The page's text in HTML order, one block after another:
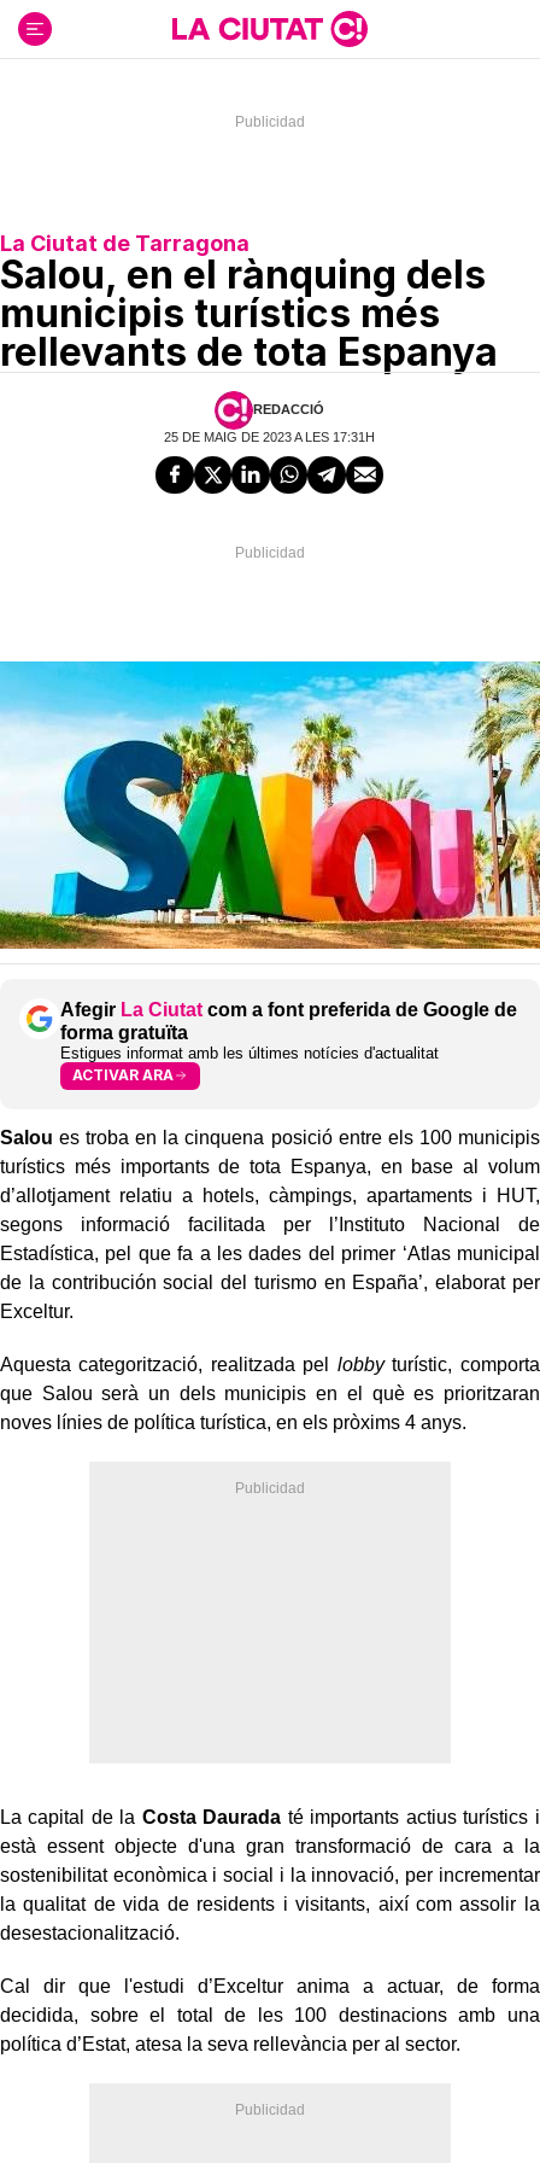
contenido
La Ciutat de Tarragona
Salou, en el rànquing dels
municipis turístics més
rellevants de tota Espanya
REDACCIÓ
25 DE MAIG DE 2023 A LES 17:31H
Afegir La Ciutat com a font preferida de Google de
forma gratuïta
Estigues informat amb les últimes notícies d'actualitat
ACTIVAR ARA
Salou es troba en la cinquena posició entre els 100 municipis
turístics més importants de tota Espanya, en base al volum
d’allotjament relatiu a hotels, càmpings, apartaments i HUT,
segons informació facilitada per l’Instituto Nacional de
Estadística, pel que fa a les dades del primer ‘Atlas municipal
de la contribución social del turismo en España’, elaborat per
Exceltur.
Aquesta categorització, realitzada pel lobbyturístic, comporta
que Salou serà un dels municipis en el què es prioritzaran
noves línies de política turística, en els pròxims 4 anys.
La capital de la Costa Daurada té importants actius turístics i
està essent objecte d'una gran transformació de cara a la
sostenibilitat econòmica i social i la innovació, per incrementar
la qualitat de vida de residents i visitants, així com assolir la
desestacionalització.
Cal dir que l'estudi d’Exceltur anima a actuar, de forma
decidida, sobre el total de les 100 destinacions amb una
política d’Estat, atesa la seva rellevància per al sector.